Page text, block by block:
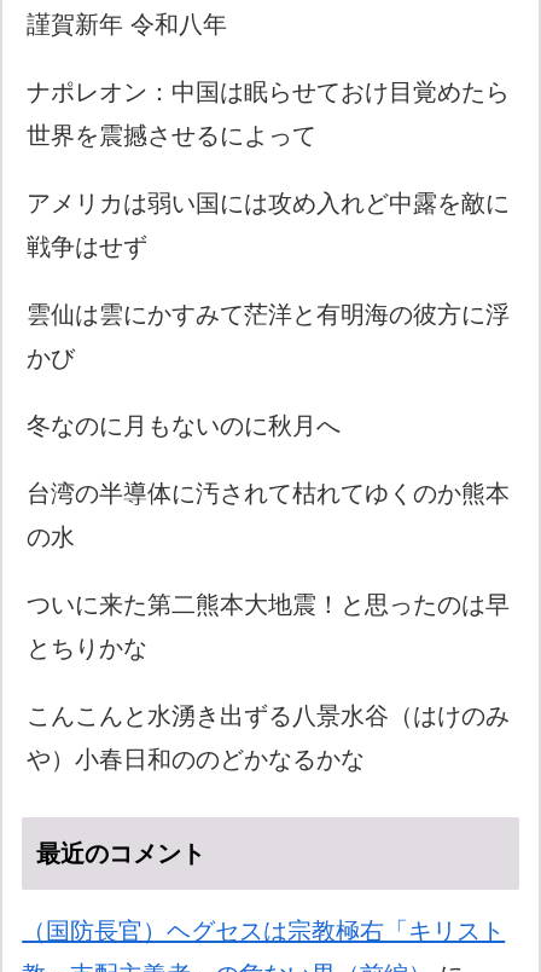
謹賀新年 令和八年
ナポレオン：中国は眠らせておけ目覚めたら
世界を震撼させるによって
アメリカは弱い国には攻め入れど中露を敵に
戦争はせず
雲仙は雲にかすみて茫洋と有明海の彼方に浮
かび
冬なのに月もないのに秋月へ
台湾の半導体に汚されて枯れてゆくのか熊本
の水
ついに来た第二熊本大地震！と思ったのは早
とちりかな
こんこんと水湧き出ずる八景水谷（はけのみ
や）小春日和ののどかなるかな
最近のコメント
（国防長官）ヘグセスは宗教極右「キリスト